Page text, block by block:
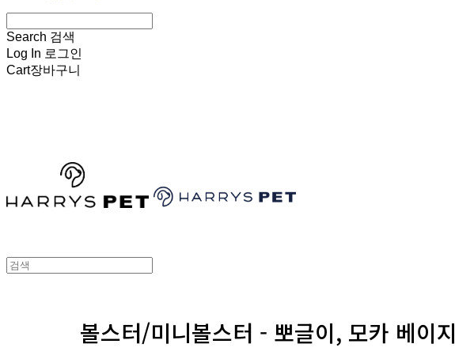
Search 검색
Log In 로그인
Cart장바구니
볼스터/미니볼스터 - 뽀글이, 모카 베이지